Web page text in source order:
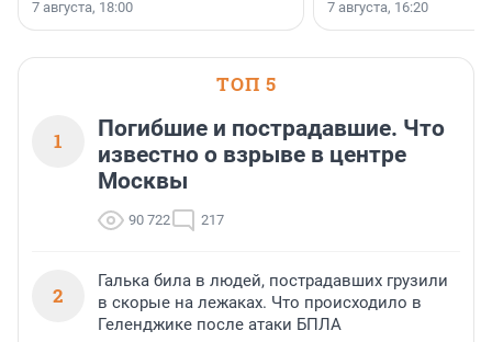
7 августа, 18:00
поменялась роль
7 августа, 16:20
ТОП 5
1
Погибшие и пострадавшие. Что
известно о взрыве в центре
Москвы
90 722 217
2
Галька била в людей, пострадавших грузили
в скорые на лежаках. Что происходило в
Геленджике после атаки БПЛА